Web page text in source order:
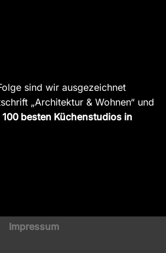
sind wir ausgezeichnet
„Architektur & Wohnen“ und
100 besten Küchenstudios in
Impressum